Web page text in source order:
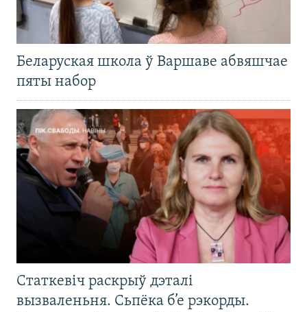
Беларуская школа ў Варшаве абвяшчае
пяты набор
Статкевіч раскрыў дэталі
вызваленьня. Сьпёка б’е рэкорды.